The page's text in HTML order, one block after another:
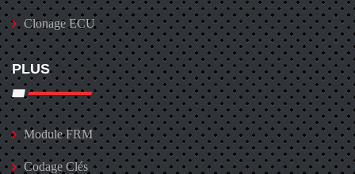
Clonage ECU
PLUS
Module FRM
Codage Clés